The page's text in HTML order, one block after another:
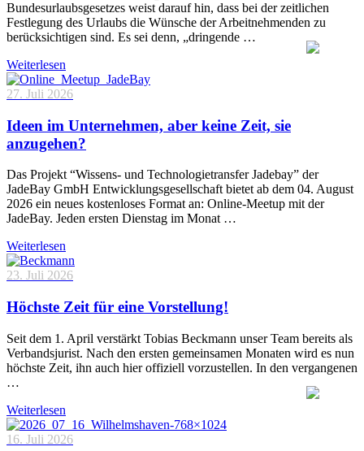
Bundesurlaubsgesetzes weist darauf hin, dass bei der zeitlichen
Festlegung des Urlaubs die Wünsche der Arbeitnehmenden zu
berücksichtigen sind. Es sei denn, „dringende …
Weiterlesen
27. Juli 2026
Ideen im Unternehmen, aber keine Zeit, sie
anzugehen?
Das Projekt “Wissens- und Technologietransfer Jadebay” der
JadeBay GmbH Entwicklungsgesellschaft bietet ab dem 04. August
2026 ein neues kostenloses Format an: Online-Meetup mit der
JadeBay. Jeden ersten Dienstag im Monat …
Weiterlesen
23. Juli 2026
Höchste Zeit für eine Vorstellung!
Seit dem 1. April verstärkt Tobias Beckmann unser Team bereits als
Verbandsjurist. Nach den ersten gemeinsamen Monaten wird es nun
höchste Zeit, ihn auch hier offiziell vorzustellen. In den vergangenen
…
Weiterlesen
16. Juli 2026